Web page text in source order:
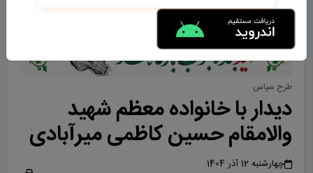
طرح سپاس
دیدار با خانواده معظم شهید
والامقام حسین کاظمی میرآبادی
چهارشنبه 12 آذر 1404